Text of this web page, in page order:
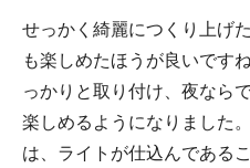
せっかく綺麗につくり上げ
も楽しめたほうが良いです
っかりと取り付け、夜なら
楽しめるようになりました
は、ライトが仕込んである